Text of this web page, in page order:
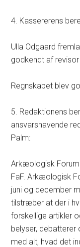
4. Kassererens
Ulla Odgaard
godkendt af
Regnskabet blev
5. Redaktionens
ansvarshavende
Palm:
Arkæologisk
FaF. Arkæologisk
juni og december
tilstræber at der i
forskellige artikler
belyser,
med alt, hvad det